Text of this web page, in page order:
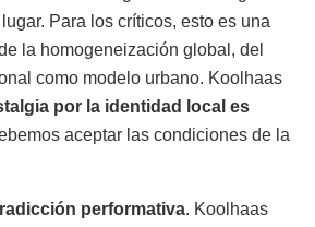
Para los críticos, esto es una
la homogeneización global, del
como modelo urbano. Koolhaas
por la identidad local es
aceptar las condiciones de la
performativa. Koolhaas